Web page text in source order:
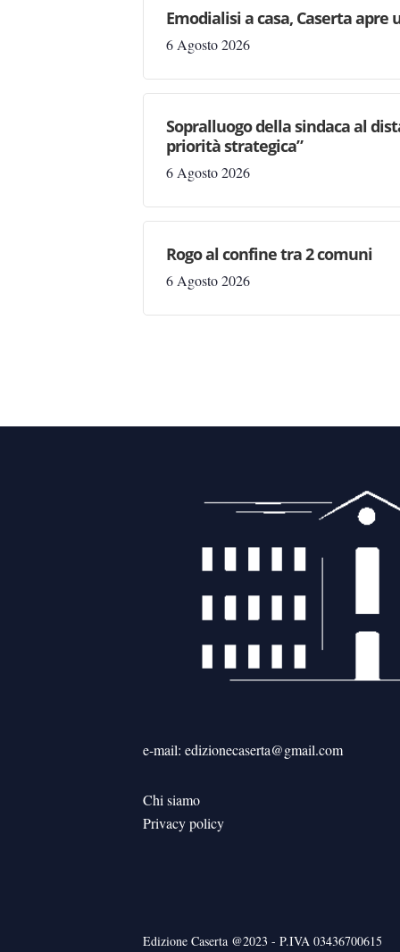
Emodialisi a casa, Caserta apre
6 Agosto 2026
Sopralluogo della sindaca al
priorità strategica”
6 Agosto 2026
Rogo al confine tra 2 comuni
6 Agosto 2026
e-mail: edizionecaserta@gmail.com
Chi siamo
Privacy policy
Edizione Caserta @2023 - P.IVA 03436700615